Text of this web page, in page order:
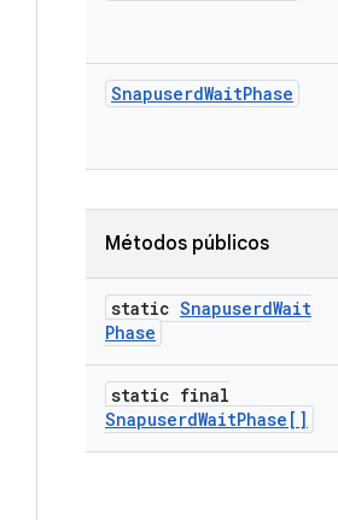
SnapuserdWaitPhase
Métodos públicos
static SnapuserdWait
Phase
static final
SnapuserdWaitPhase[]